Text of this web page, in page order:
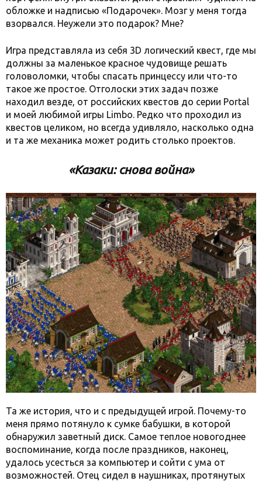
обложке и надписью «Подарочек». Мозг у меня тогда
взорвался. Неужели это подарок? Мне?
Игра представляла из себя 3D логический квест, где мы
должны за маленькое красное чудовище решать
головоломки, чтобы спасать принцессу или что-то
такое же простое. Отголоски этих задач позже
находил везде, от российских квестов до серии Portal
и моей любимой игры Limbo. Редко что проходил из
квестов целиком, но всегда удивляло, насколько одна
и та же механика может родить столько проектов.
«Казаки: снова война»
Та же история, что и с предыдущей игрой. Почему-то
меня прямо потянуло к сумке бабушки, в которой
обнаружил заветный диск. Самое теплое новогоднее
воспоминание, когда после праздников, наконец,
удалось усесться за компьютер и сойти с ума от
возможностей. Отец сидел в наушниках, протянутых